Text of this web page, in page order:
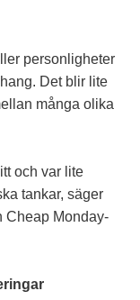
personligheter
Det blir lite
många olika
och var lite
tankar, säger
Cheap Monday-